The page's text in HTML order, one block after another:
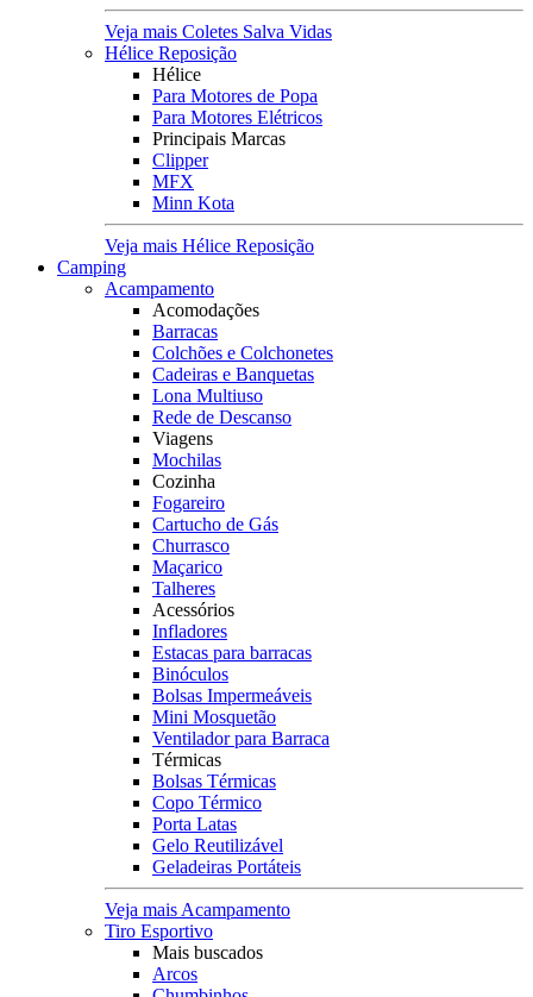
Veja mais Coletes Salva Vidas
Hélice Reposição
Hélice
Para Motores de Popa
Para Motores Elétricos
Principais Marcas
Clipper
MFX
Minn Kota
Veja mais Hélice Reposição
Camping
Acampamento
Acomodações
Barracas
Colchões e Colchonetes
Cadeiras e Banquetas
Lona Multiuso
Rede de Descanso
Viagens
Mochilas
Cozinha
Fogareiro
Cartucho de Gás
Churrasco
Maçarico
Talheres
Acessórios
Infladores
Estacas para barracas
Binóculos
Bolsas Impermeáveis
Mini Mosquetão
Ventilador para Barraca
Térmicas
Bolsas Térmicas
Copo Térmico
Porta Latas
Gelo Reutilizável
Geladeiras Portáteis
Veja mais Acampamento
Tiro Esportivo
Mais buscados
Arcos